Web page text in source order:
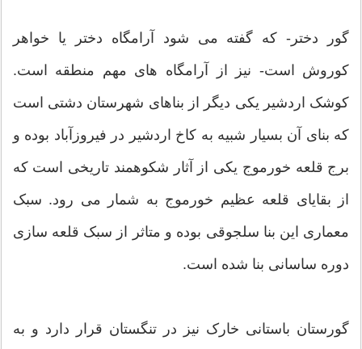
گور دختر- که گفته می شود آرامگاه دختر یا خواهر
کوروش است- نیز از آرامگاه های مهم منطقه است.
کوشک اردشیر یکی دیگر از بناهای شهرستان دشتی است
که بنای آن بسیار شبیه به کاخ اردشیر در فیروزآباد بوده و
برج قلعه خورموج یکی از آثار شکوهمند تاریخی است که
از بقایای قلعه عظیم خورموج به شمار می رود. سبک
معماری این بنا سلجوقی بوده و متاثر از سبک قلعه سازی
دوره ساسانی بنا شده است.
گورستان باستانی خارک نیز در تنگستان قرار دارد و به